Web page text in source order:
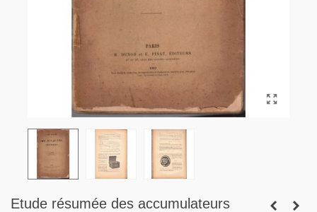
Etude résumée des accumulateurs